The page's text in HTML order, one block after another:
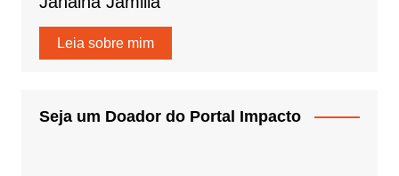
Leia sobre mim
Seja um Doador do Portal Impacto